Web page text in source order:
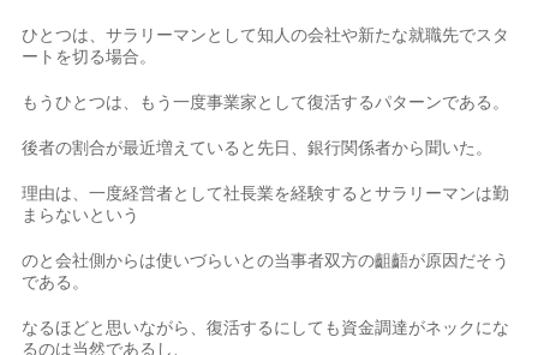
ひとつは、サラリーマンとして知人の会社や新たな就職先でスタ
ートを切る場合。
もうひとつは、もう一度事業家として復活するパターンである。
後者の割合が最近増えていると先日、銀行関係者から聞いた。
理由は、一度経営者として社長業を経験するとサラリーマンは勤
まらないという
のと会社側からは使いづらいとの当事者双方の齟齬が原因だそう
である。
なるほどと思いながら、復活するにしても資金調達がネックにな
るのは当然であるし、